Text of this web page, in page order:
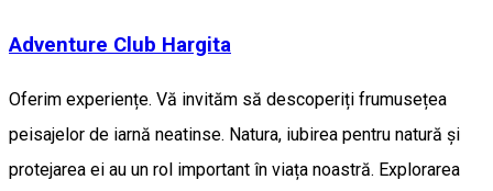
Adventure Club Hargita
Oferim experiențe. Vă invităm să descoperiți frumusețea
peisajelor de iarnă neatinse. Natura, iubirea pentru natură și
protejarea ei au un rol important în viața noastră. Explorarea